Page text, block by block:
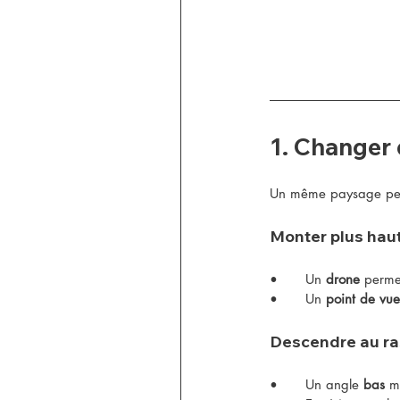
1.
Un même paysage
Monter plus
•	Un drone
•	Un point de
Descendre au
•	Un angle bas